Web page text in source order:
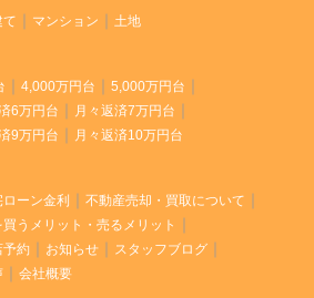
て マンション 土地
4,000万円台
5,000万円台
6万円台
月々返済7万円台
9万円台 月々返済10万円台
ローン金利
不動産売却・買取について
買うメリット・売るメリット
予約 お知らせ
スタッフブログ
会社概要